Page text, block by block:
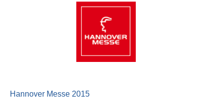
Hannover Messe 2015